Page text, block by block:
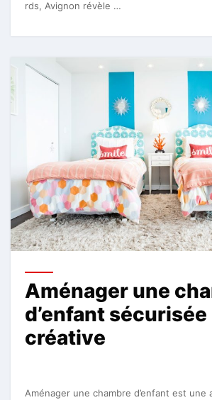
rds, Avignon révèle …
Aménager une
d’enfant sécurisée
créative
Aménager une chambre d’enfant est une